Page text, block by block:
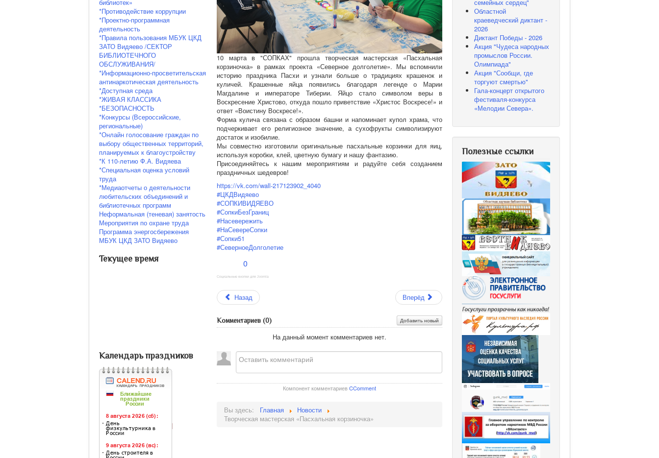
библиотек»
*Противодействие коррупции
*Проектно-программная
деятельность
*Правила пользования МБУК ЦКД
ЗАТО Видяево /СЕКТОР
БИБЛИОТЕЧНОГО
ОБСЛУЖИВАНИЯ/
*Информационно-просветительская
антинаркотическая деятельность
*Доступная среда
*ЖИВАЯ КЛАССИКА
*БЕЗОПАСНОСТЬ
*Конкурсы (Всероссийские,
региональные)
*Онлайн голосование граждан по
выбору общественных территорий,
планируемых к благоустройству
*К 110-летию Ф.А. Видяева
*Специальная оценка условий
труда
*Медиаотчеты о деятельности
любительских объединений и
библиотечных программ
Неформальная (теневая) занятость
Мероприятия по охране труда
Программа энергосбережения
МБУК ЦКД ЗАТО Видяево
Текущее время
Календарь праздников
10 марта в "СОПКАХ" прошла творческая мастерская «Пасхальная
корзиночка» в рамках проекта «Северное долголетие». Мы вспомнили
историю праздника Пасхи и узнали больше о традициях крашенок и
куличей. Крашенные яйца появились благодаря легенде о Марии
Магдалине и императоре Тиберии. Яйцо стало символом веры в
Воскресение Христово, откуда пошло приветствие «Христос Воскресе!» и
ответ «Воистину Воскресе!».
Форма кулича связана с образом башни и напоминает купол храма, что
подчеркивает его религиозное значение, а сухофрукты символизируют
достаток и изобилие.
Мы совместно изготовили оригинальные пасхальные корзинки для яиц,
используя коробки, клей, цветную бумагу и нашу фантазию.
Присоединяйтесь к нашим мероприятиям и радуйте себя созданием
праздничных шедевров!
https://vk.com/wall-217123902_4040
#ЦКДВидяево
#СОПКИВИДЯЕВО
#СопкиБезГраниц
#Насевережить
#НаСевереСопки
#Сопки51
#СеверноеДолголетие
0
Социальные кнопки для Joomla
Назад Вперёд
Комментариев (0) Добавить новый
На данный момент комментариев нет.
Компонент комментариевCComment
Вы здесь: Главная
Новости
Творческая мастерская «Пасхальная корзиночка»
семейных сердец"
Областной
краеведческий диктант -
2026
Диктант Победы - 2026
Акция "Чудеса народных
промыслов России.
Олимпиада"
Акция "Сообщи, где
торгуют смертью"
Гала-концерт открытого
фестиваля-конкурса
«Мелодии Севера».
Полезные ссылки